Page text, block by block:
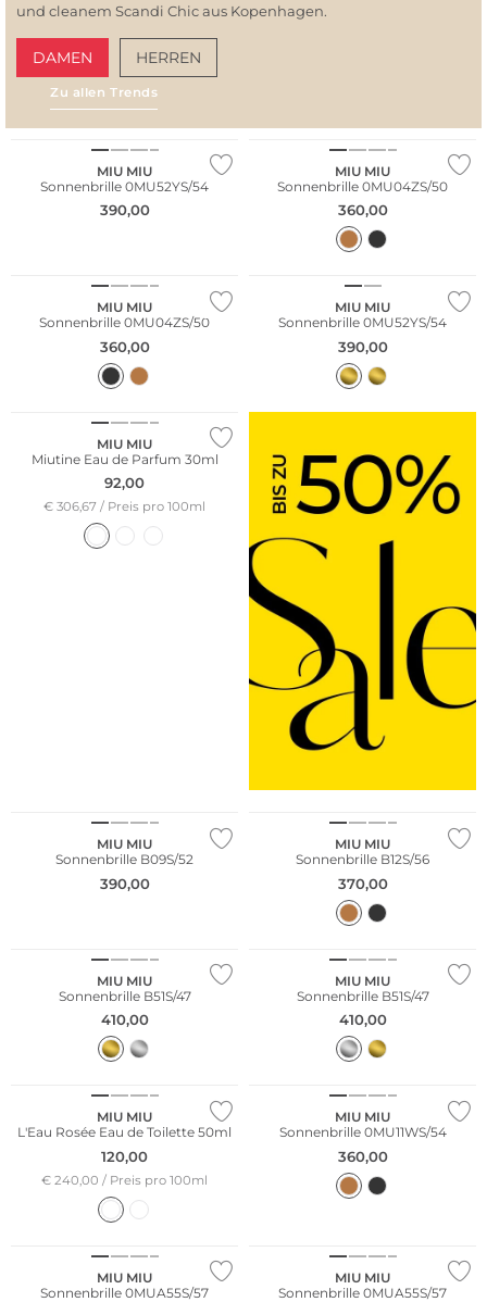
und cleanem Scandi Chic aus Kopenhagen.
DAMEN HERREN
Zu allen Trends
MIU MIU
Sonnenbrille 0MU52YS/54
390,00
MIU MIU
Sonnenbrille 0MU04ZS/50
360,00
MIU MIU
Sonnenbrille 0MU04ZS/50
360,00
MIU MIU
Sonnenbrille 0MU52YS/54
390,00
MIU MIU
Miutine Eau de Parfum 30ml
92,00
€ 306,67 / Preis pro 100ml
MIU MIU
Sonnenbrille B09S/52
390,00
MIU MIU
Sonnenbrille B12S/56
370,00
MIU MIU
Sonnenbrille B51S/47
410,00
MIU MIU
Sonnenbrille B51S/47
410,00
MIU MIU
L'Eau Rosée Eau de Toilette 50ml
120,00
€ 240,00 / Preis pro 100ml
MIU MIU
Sonnenbrille 0MU11WS/54
360,00
MIU MIU
Sonnenbrille 0MUA55S/57
MIU MIU
Sonnenbrille 0MUA55S/57